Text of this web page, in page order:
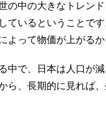
中の大きなトレン
ているということで
よって物価が上がるか
中で、日本は人口が
ら、長期的に見れば